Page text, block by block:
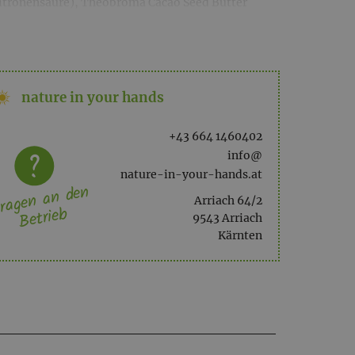
E131 (Lebensmittelfarbe), Aroma
nature in your hands
+43 664 1460402
info@
nature-in-your-hands.at
Arriach 64/2
9543 Arriach
Kärnten
an den
Betrieb